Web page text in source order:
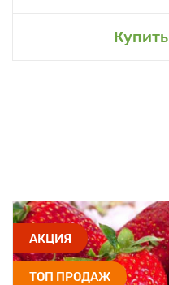
Купить
АКЦИЯ
ТОП ПРОДАЖ